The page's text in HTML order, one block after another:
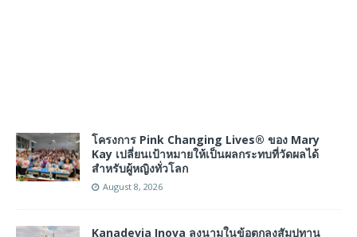
โครงการ Pink Changing Lives® ของ Mary
Kay เปลี่ยนเป้าหมายให้เป็นผลกระทบที่วัดผลได้
สำหรับผู้หญิงทั่วโลก
August 8, 2026
Kanadevia Inova ลงนามในข้อตกลงสัมปทาน